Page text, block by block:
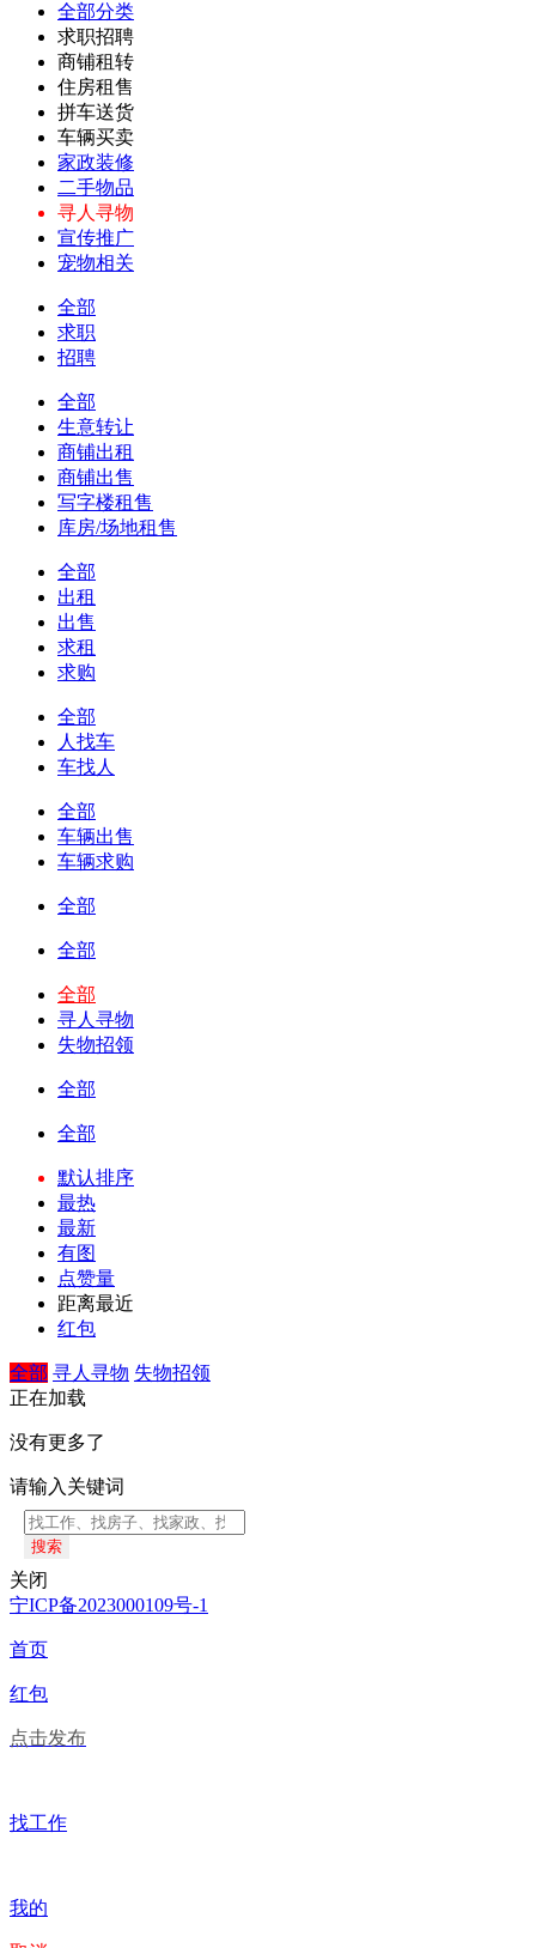
全部分类
求职招聘
商铺租转
住房租售
拼车送货
车辆买卖
家政装修
二手物品
寻人寻物
宣传推广
宠物相关
全部
求职
招聘
全部
生意转让
商铺出租
商铺出售
写字楼租售
库房/场地租售
全部
出租
出售
求租
求购
全部
人找车
车找人
全部
车辆出售
车辆求购
全部
全部
全部
寻人寻物
失物招领
全部
全部
默认排序
最热
最新
有图
点赞量
距离最近
红包
全部 寻人寻物 失物招领
正在加载
没有更多了
请输入关键词
搜索
关闭
宁ICP备2023000109号-1
首页
红包
点击发布
找工作
我的